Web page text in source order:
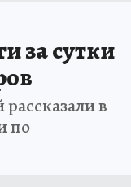
за сутки
в
по